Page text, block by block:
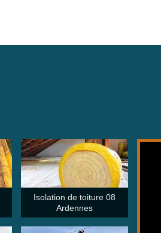
Isolation de toiture 08
Ardennes